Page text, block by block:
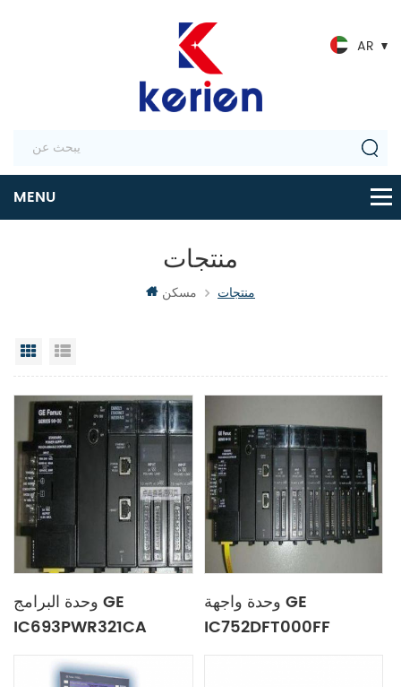
AR
منتجات
مسكن منتجات
عرض شبكي
وحدة البرامج GE
IC693PWR321CA
وحدة واجهة GE
IC752DFT000FF